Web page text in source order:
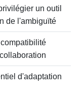
un outil
de l'ambiguïté
d'adaptation